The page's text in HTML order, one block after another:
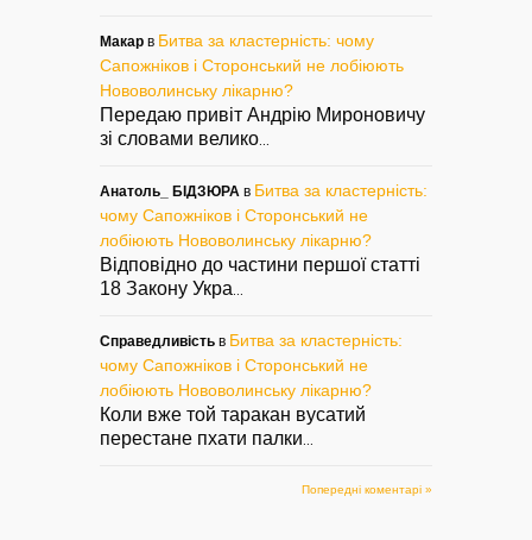
Макар в Битва за кластерність: чому
Сапожніков і Сторонський не лобіюють
Нововолинську лікарню?
Передаю привіт Андрію Мироновичу
зі словами велико
Анатоль_ БІДЗЮРА в Битва за кластерність:
чому Сапожніков і Сторонський не
лобіюють Нововолинську лікарню?
Відповідно до частини першої статті
18 Закону Укра
Справедливість в Битва за кластерність:
чому Сапожніков і Сторонський не
лобіюють Нововолинську лікарню?
Коли вже той таракан вусатий
перестане пхати палки
Попередні коментарі »